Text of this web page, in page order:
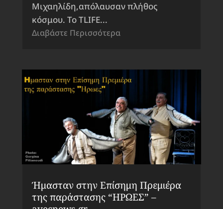
Μιχαηλίδη,απόλαυσαν πλήθος
κόσμου. Το TLIFE...
Διαβάστε Περισσότερα
Ήμασταν στην Επίσημη Πρεμιέρα
της παράστασης “ΗΡΩΕΣ” –